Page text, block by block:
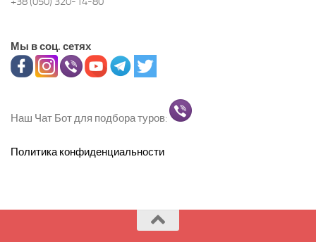
Мы в соц. сетях
Наш Чат Бот для подбора туров:
Политика конфиденциальности